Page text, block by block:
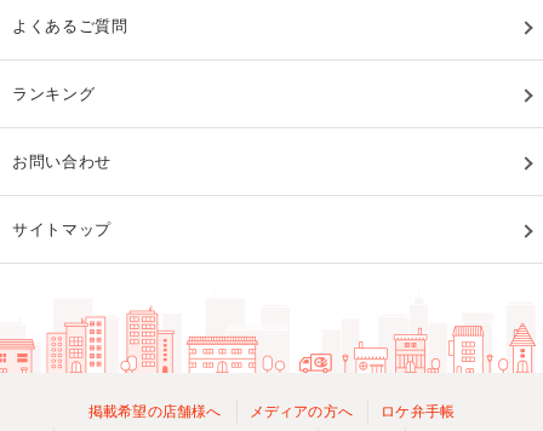
よくあるご質問
ランキング
お問い合わせ
サイトマップ
掲載希望の店舗様へ メディアの方へ ロケ弁手帳